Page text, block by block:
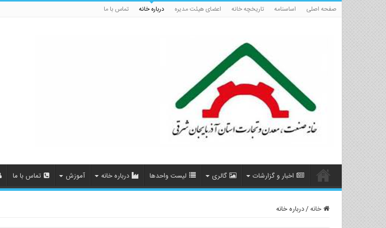
صفحه اصلی اساسنامه تاریخچه خانه اعضای هیئت مدیره درباره خانه تماس با ما
اخبار و گزارشات گالری لیست واحدها درباره خانه آموزش تماس با ما
خانه/درباره خانه